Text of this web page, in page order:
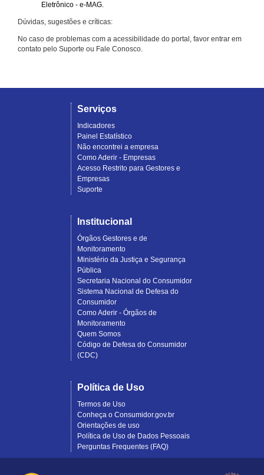
Eletrônico - e-MAG.
Dúvidas, sugestões e críticas:
No caso de problemas com a acessibilidade do portal, favor entrar em
contato pelo Suporte ou Fale Conosco.
Serviços
Indicadores
Painel Estatístico
Não encontrei a empresa
Como Aderir - Empresas
Acesso Restrito para Gestores e
Empresas
Suporte
Institucional
Órgãos Gestores e de
Monitoramento
Ministério da Justiça e Segurança
Pública
Secretaria Nacional do Consumidor
Sistema Nacional de Defesa do
Consumidor
Como Aderir - Órgãos de
Monitoramento
Quem Somos
Código de Defesa do Consumidor
(CDC)
Política de Uso
Termos de Uso
Conheça o Consumidor.gov.br
Orientações de uso
Política de Uso de Dados Pessoais
Perguntas Frequentes (FAQ)